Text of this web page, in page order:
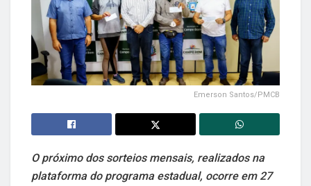
Emerson Santos/PMCB
O próximo dos sorteios mensais, realizados na
plataforma do programa estadual, ocorre em 27